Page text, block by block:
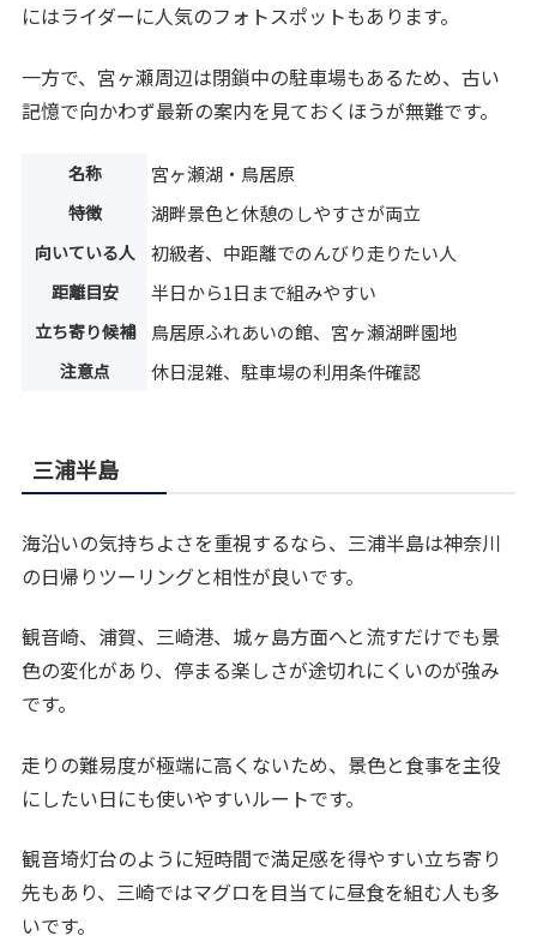
にはライダーに人気のフォトスポットもあります。
一方で、宮ヶ瀬周辺は閉鎖中の駐車場もあるため、古い
記憶で向かわず最新の案内を見ておくほうが無難です。
名称 宮ヶ瀬湖・鳥居原
特徴 湖畔景色と休憩のしやすさが両立
向いている人 初級者、中距離でのんびり走りたい人
距離目安 半日から1日まで組みやすい
立ち寄り候補 鳥居原ふれあいの館、宮ヶ瀬湖畔園地
注意点 休日混雑、駐車場の利用条件確認
三浦半島
海沿いの気持ちよさを重視するなら、三浦半島は神奈川
の日帰りツーリングと相性が良いです。
観音崎、浦賀、三崎港、城ヶ島方面へと流すだけでも景
色の変化があり、停まる楽しさが途切れにくいのが強み
です。
走りの難易度が極端に高くないため、景色と食事を主役
にしたい日にも使いやすいルートです。
観音埼灯台のように短時間で満足感を得やすい立ち寄り
先もあり、三崎ではマグロを目当てに昼食を組む人も多
いです。